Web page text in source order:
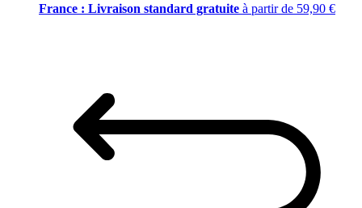
France : Livraison standard gratuite à partir de 59,90 €